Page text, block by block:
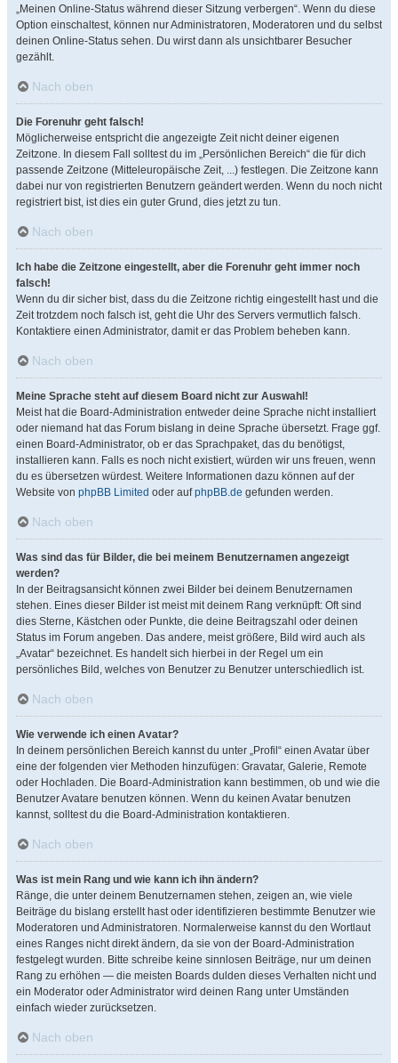
„Meinen Online-Status während dieser Sitzung verbergen“. Wenn du diese
Option einschaltest, können nur Administratoren, Moderatoren und du selbst
deinen Online-Status sehen. Du wirst dann als unsichtbarer Besucher
gezählt.
Nach oben
Die Forenuhr geht falsch!
Möglicherweise entspricht die angezeigte Zeit nicht deiner eigenen
Zeitzone. In diesem Fall solltest du im „Persönlichen Bereich“ die für dich
passende Zeitzone (Mitteleuropäische Zeit, ...) festlegen. Die Zeitzone kann
dabei nur von registrierten Benutzern geändert werden. Wenn du noch nicht
registriert bist, ist dies ein guter Grund, dies jetzt zu tun.
Nach oben
Ich habe die Zeitzone eingestellt, aber die Forenuhr geht immer noch
falsch!
Wenn du dir sicher bist, dass du die Zeitzone richtig eingestellt hast und die
Zeit trotzdem noch falsch ist, geht die Uhr des Servers vermutlich falsch.
Kontaktiere einen Administrator, damit er das Problem beheben kann.
Nach oben
Meine Sprache steht auf diesem Board nicht zur Auswahl!
Meist hat die Board-Administration entweder deine Sprache nicht installiert
oder niemand hat das Forum bislang in deine Sprache übersetzt. Frage ggf.
einen Board-Administrator, ob er das Sprachpaket, das du benötigst,
installieren kann. Falls es noch nicht existiert, würden wir uns freuen, wenn
du es übersetzen würdest. Weitere Informationen dazu können auf der
Website von phpBB Limited oder aufphpBB.de gefunden werden.
Nach oben
Was sind das für Bilder, die bei meinem Benutzernamen angezeigt
werden?
In der Beitragsansicht können zwei Bilder bei deinem Benutzernamen
stehen. Eines dieser Bilder ist meist mit deinem Rang verknüpft: Oft sind
dies Sterne, Kästchen oder Punkte, die deine Beitragszahl oder deinen
Status im Forum angeben. Das andere, meist größere, Bild wird auch als
„Avatar“ bezeichnet. Es handelt sich hierbei in der Regel um ein
persönliches Bild, welches von Benutzer zu Benutzer unterschiedlich ist.
Nach oben
Wie verwende ich einen Avatar?
In deinem persönlichen Bereich kannst du unter „Profil“ einen Avatar über
eine der folgenden vier Methoden hinzufügen: Gravatar, Galerie, Remote
oder Hochladen. Die Board-Administration kann bestimmen, ob und wie die
Benutzer Avatare benutzen können. Wenn du keinen Avatar benutzen
kannst, solltest du die Board-Administration kontaktieren.
Nach oben
Was ist mein Rang und wie kann ich ihn ändern?
Ränge, die unter deinem Benutzernamen stehen, zeigen an, wie viele
Beiträge du bislang erstellt hast oder identifizieren bestimmte Benutzer wie
Moderatoren und Administratoren. Normalerweise kannst du den Wortlaut
eines Ranges nicht direkt ändern, da sie von der Board-Administration
festgelegt wurden. Bitte schreibe keine sinnlosen Beiträge, nur um deinen
Rang zu erhöhen — die meisten Boards dulden dieses Verhalten nicht und
ein Moderator oder Administrator wird deinen Rang unter Umständen
einfach wieder zurücksetzen.
Nach oben